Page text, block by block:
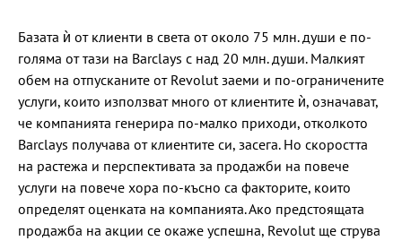
Базата ѝ от клиенти в света от около 75 млн. души е по-
голяма от тази на Barclays с над 20 млн. души. Малкият
обем на отпусканите от Revolut заеми и по-ограничените
услуги, които използват много от клиентите ѝ, означават,
че компанията генерира по-малко приходи, отколкото
Barclays получава от клиентите си, засега. Но скоростта
на растежа и перспективата за продажби на повече
услуги на повече хора по-късно са факторите, които
определят оценката на компанията. Ако предстоящата
продажба на акции се окаже успешна, Revolut ще струва